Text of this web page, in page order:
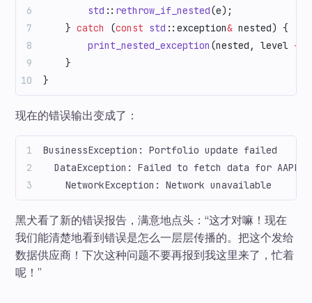
        std
:: rethrow_if_nested(e);
    }
catch (const std ::exception& nested) {
        print_nested_exception
(nested, level +
    }
}
现在的错误输出变成了：
BusinessException: Portfolio update failed
  DataException: Failed to fetch data for AAPL
    NetworkException: Network unavailable
黑犬看了新的错误报告，满意地点头：“这才对嘛！现在
我们能清楚地看到错误是怎么一层层传播的。把这个发给
数据供应商！下次这种问题不要再报到我这里来了，忙着
呢！”